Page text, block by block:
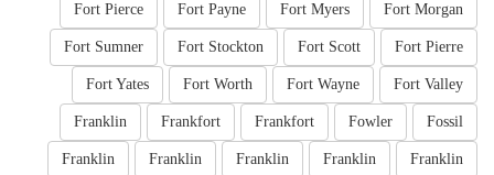
Fort Morgan
Fort Myers
Fort Payne
Fort Pierce
Fort Pierre
Fort Scott
Fort Stockton
Fort Sumner
Fort Valley
Fort Wayne
Fort Worth
Fort Yates
Fossil
Fowler
Frankfort
Frankfort
Franklin
Franklin
Franklin
Franklin
Franklin
Franklin